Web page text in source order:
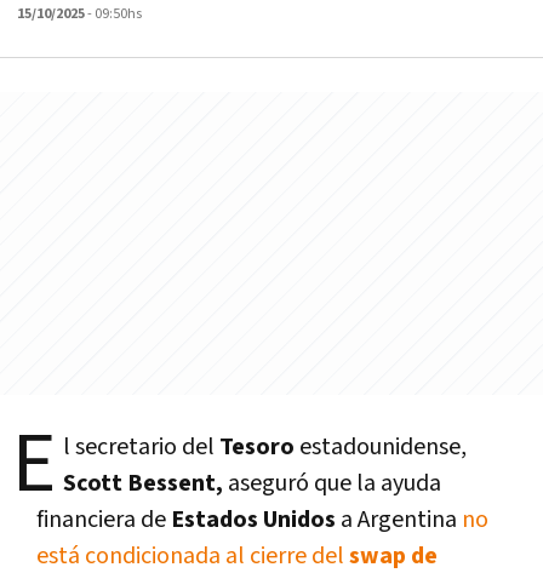
15/10/2025- 09:50hs
E l secretario del Tesoro estadounidense,
Scott Bessent, aseguró que la ayuda
financiera de Estados Unidos a Argentina no
está condicionada al cierre delswap de